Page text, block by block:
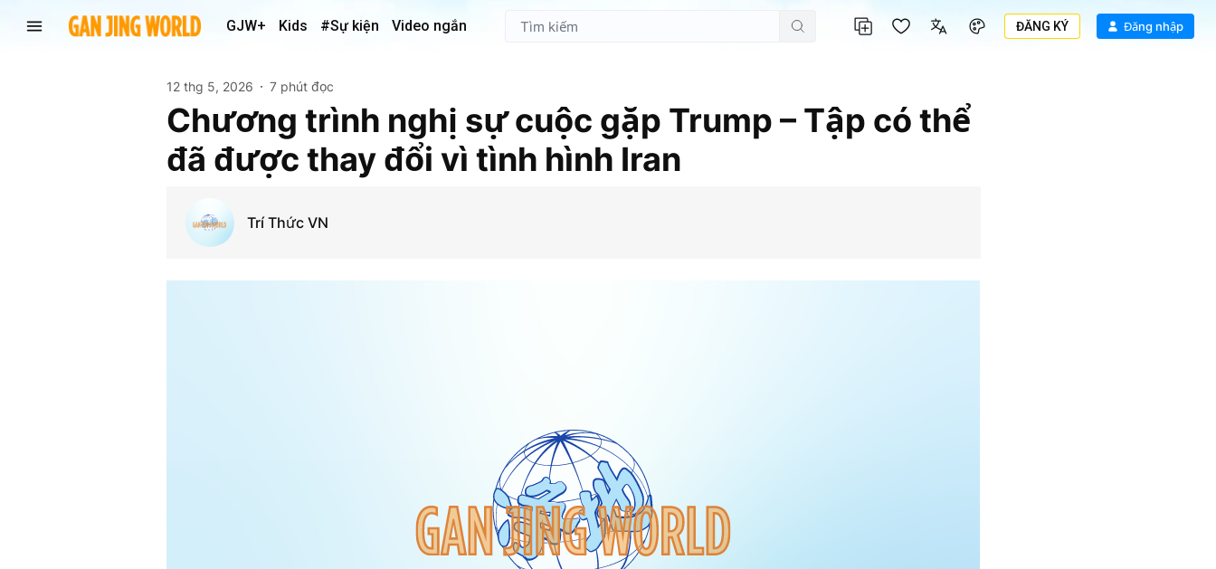
GJW+ Kids #Sự kiện Video ngắn ĐĂNG KÝ Đăng nhập
12 thg 5, 2026 7 phút đọc
Chương trình nghị sự cuộc gặp Trump – Tập có thể
đã được thay đổi vì tình hình Iran
Trí Thức VN